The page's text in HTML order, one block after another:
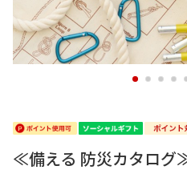
1 2 3 4
≪備える 防災カタログ